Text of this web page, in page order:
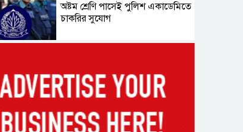
অষ্টম শ্রেণি পাসেই পুলিশ একাডেমিতে
চাকরির সুযোগ
র‌্যাবের বিশেষ অভিযানে দুর্গাপুরে